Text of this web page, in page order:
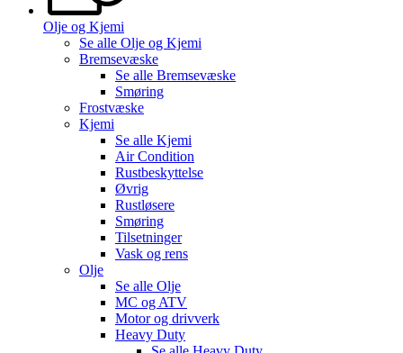
Olje og Kjemi
Se alle Olje og Kjemi
Bremsevæske
Se alle Bremsevæske
Smøring
Frostvæske
Kjemi
Se alle Kjemi
Air Condition
Rustbeskyttelse
Øvrig
Rustløsere
Smøring
Tilsetninger
Vask og rens
Olje
Se alle Olje
MC og ATV
Motor og drivverk
Heavy Duty